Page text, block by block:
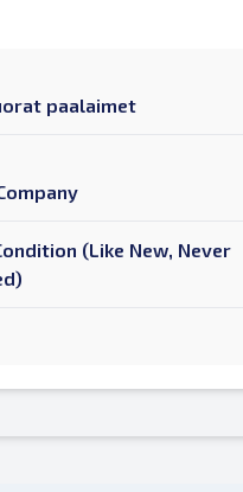
paalaimet
(Like New, Never